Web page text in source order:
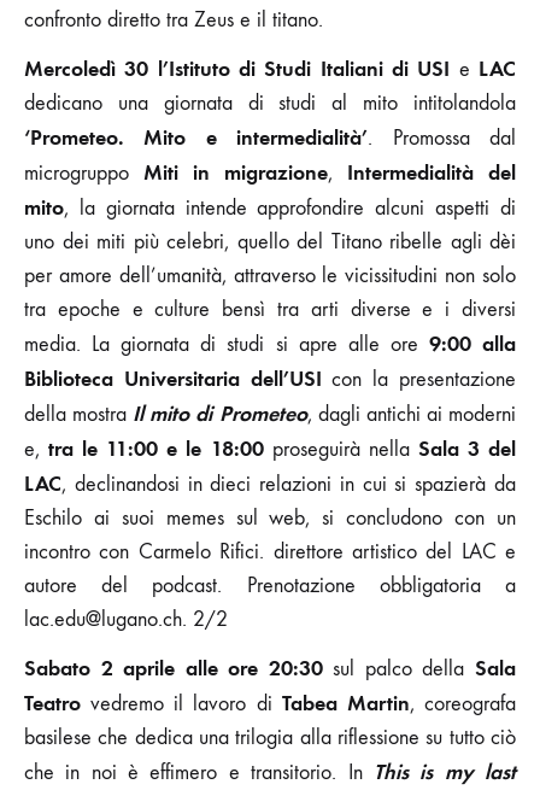
confronto diretto tra Zeus e il titano.
Mercoledì 30 l’Istituto di Studi Italiani di USI e LAC
dedicano una giornata di studi al mito intitolandola
‘Prometeo. Mito e intermedialità’. Promossa dal
microgruppo Miti in migrazione, Intermedialità del
mito, la giornata intende approfondire alcuni aspetti di
uno dei miti più celebri, quello del Titano ribelle agli dèi
per amore dell’umanità, attraverso le vicissitudini non solo
tra epoche e culture bensì tra arti diverse e i diversi
media. La giornata di studi si apre alle ore 9:00 alla
Biblioteca Universitaria dell’USI con la presentazione
della mostra Il mito di Prometeo, dagli antichi ai moderni
e,tra le 11:00 e le 18:00proseguirà nella Sala 3 del
LAC, declinandosi in dieci relazioni in cui si spazierà da
Eschilo ai suoi memes sul web, si concludono con un
incontro con Carmelo Rifici. direttore artistico del LAC e
autore del podcast. Prenotazione obbligatoria a
lac.edu@lugano.ch. 2/2
Sabato 2 aprile alle ore 20:30sul palco dellaSala
Teatro vedremo il lavoro di Tabea Martin, coreografa
basilese che dedica una trilogia alla riflessione su tutto ciò
che in noi è effimero e transitorio. In This is my last